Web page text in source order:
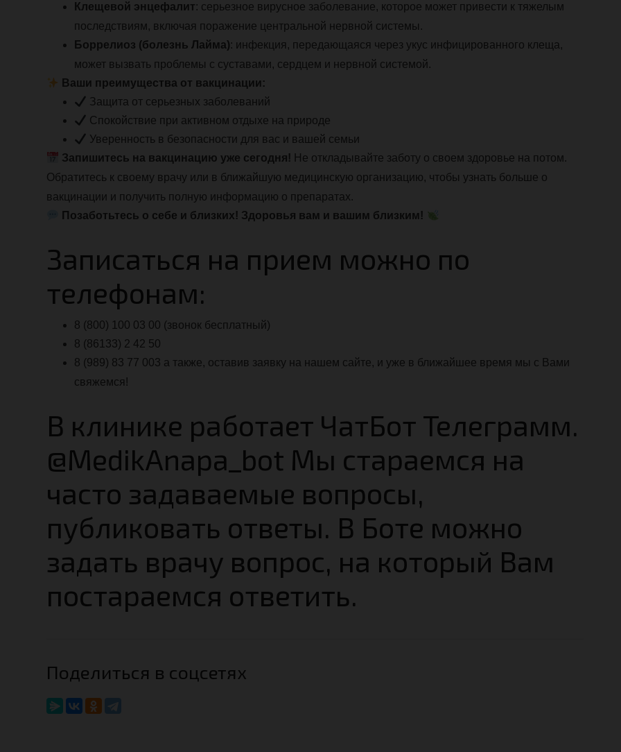
Клещевой энцефалит: серьезное вирусное заболевание, которое может привести к тяжелым
последствиям, включая поражение центральной нервной системы.
Боррелиоз (болезнь Лайма): инфекция, передающаяся через укус инфицированного клеща,
может вызвать проблемы с суставами, сердцем и нервной системой.
Ваши преимущества от вакцинации:
Защита от серьезных заболеваний
Спокойствие при активном отдыхе на природе
Уверенность в безопасности для вас и вашей семьи
Запишитесь на вакцинацию уже сегодня! Не откладывайте заботу о своем здоровье на потом.
Обратитесь к своему врачу или в ближайшую медицинскую организацию, чтобы узнать больше о
вакцинации и получить полную информацию о препаратах.
Позаботьтесь о себе и близких! Здоровья вам и вашим близким!
Записаться на прием можно по
телефонам:
8 (800) 100 03 00 (звонок бесплатный)
8 (86133) 2 42 50
8 (989) 83 77 003 а также, оставив заявку на нашем сайте, и уже в ближайшее время мы с Вами
свяжемся!
В клинике работает ЧатБот Телеграмм.
@MedikAnapa_bot Мы стараемся на
часто задаваемые вопросы,
публиковать ответы. В Боте можно
задать врачу вопрос, на который Вам
постараемся ответить.
Поделиться в соцсетях